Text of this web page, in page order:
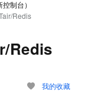
制台）
Redis
Redis
我的收藏